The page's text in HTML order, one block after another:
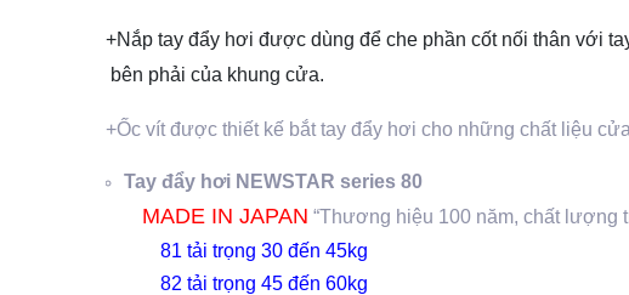
+Nắp tay đẩy hơi được dùng để che phần cốt nối thân với
bên phải của khung cửa.
+Ốc vít được thiết kế bắt tay đẩy hơi cho những chất liệu
Tay đẩy hơi NEWSTAR series 80
MADE IN JAPAN “Thương hiệu 100 năm, chất lượng
81 tải trọng 30 đến 45kg
82 tải trọng 45 đến 60kg